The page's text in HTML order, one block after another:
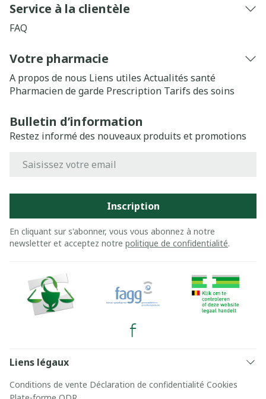
Service à la clientèle
FAQ
Votre pharmacie
A propos de nous Liens utiles Actualités santé
Pharmacien de garde Prescription Tarifs des soins
Bulletin d’information
Restez informé des nouveaux produits et promotions
Inscription
En cliquant sur s'abonner, vous vous abonnez à notre
newsletter et acceptez notre politique de confidentialité.
Liens légaux
Conditions de vente Déclaration de confidentialité Cookies